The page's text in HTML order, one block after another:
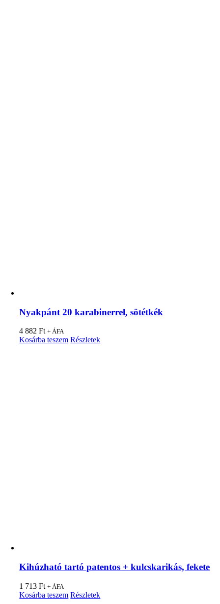
Nyakpánt 20 karabinerrel, sötétkék
4 882Ft + ÁFA
Kosárba teszem Részletek
Kihúzható tartó patentos + kulcskarikás, fekete
1 713Ft + ÁFA
Kosárba teszem Részletek